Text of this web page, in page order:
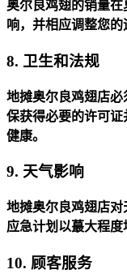
奥尔良鸡翅的销量在
响，并相应调整您的
8. 卫生和法规
地摊奥尔良鸡翅店必
保获得必要的许可
健康。
9. 天气影响
地摊奥尔良鸡翅店对
应急计划以蕞大程度
10. 顾客服务